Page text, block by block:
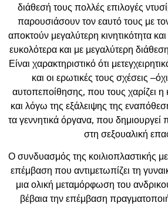
διάθεσή τους πολλές επιλογές
παρουσιάσουν τον εαυτό τους με
αποκτούν μεγαλύτερη κινητικότητα και
ευκολότερα και με μεγαλύτερη
Είναι χαρακτηριστικό ότι
και οι ερωτικές τους σχέσεις
αυτοπεποίθησης, που τους χαρίζει η
και λόγω της εξάλειψης της
τα γεννητικά όργανα, που
στη σεξουαλική
Ο συνδυασμός της κοιλιοπλαστικής με
επέμβαση που αντιμετωπίζει τη
μια ολική μεταμόρφωση του
βέβαια την επέμβαση